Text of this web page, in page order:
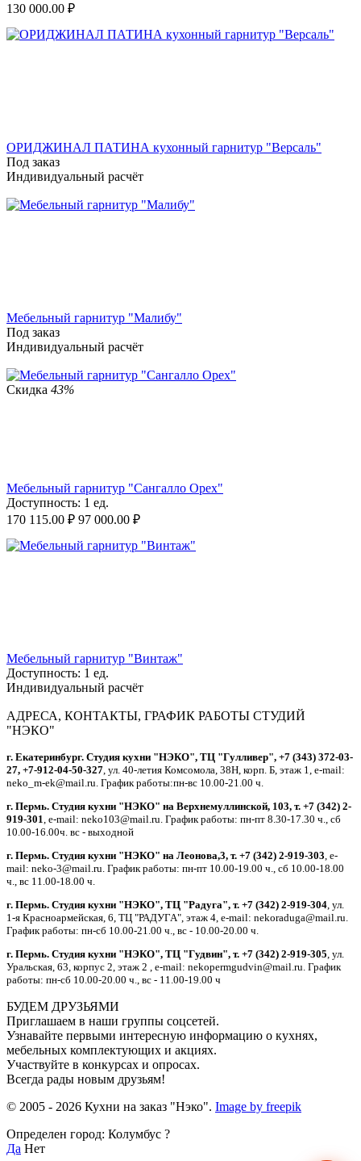
130 000.00 ₽
ОРИДЖИНАЛ ПАТИНА кухонный гарнитур "Версаль"
Под заказ
Индивидуальный расчёт
Мебельный гарнитур "Малибу"
Под заказ
Индивидуальный расчёт
Скидка 43%
Мебельный гарнитур "Сангалло Орех"
Доступность: 1 ед.
170 115.00 ₽ 97 000.00 ₽
Мебельный гарнитур "Винтаж"
Доступность: 1 ед.
Индивидуальный расчёт
АДРЕСА, КОНТАКТЫ, ГРАФИК РАБОТЫ СТУДИЙ
"НЭКО"
г. Екатеринбург. Студия кухни "НЭКО", ТЦ "Гулливер", +7 (343) 372-03-
27, +7-912-04-50-327, ул. 40-летия Комсомола, 38Н, корп. Б, этаж 1, e-mail:
neko_m-ek@mail.ru. График работы:пн-вс 10.00-21.00 ч.
г. Пермь. Студия кухни "НЭКО" на Верхнемуллинской, 103, т. +7 (342) 2-
919-301, e-mail: neko103@mail.ru. График работы: пн-пт 8.30-17.30 ч., сб
10.00-16.00ч. вс - выходной
г. Пермь. Студия кухни "НЭКО" на Леонова,3, т. +7 (342) 2-919-303, e-
mail: neko-3@mail.ru. График работы: пн-пт 10.00-19.00 ч., сб 10.00-18.00
ч., вс 11.00-18.00 ч.
г. Пермь. Студия кухни "НЭКО", ТЦ "Радуга", т. +7 (342) 2-919-304, ул.
1-я Красноармейская, 6, ТЦ "РАДУГА", этаж 4, e-mail: nekoraduga@mail.ru.
График работы: пн-cб 10.00-21.00 ч., вс - 10.00-20.00 ч.
г. Пермь. Студия кухни "НЭКО", ТЦ "Гудвин", т. +7 (342) 2-919-305, ул.
Уральская, 63, корпус 2, этаж 2 , e-mail: nekopermgudvin@mail.ru. График
работы: пн-cб 10.00-20.00 ч., вс - 11.00-19.00 ч
БУДЕМ ДРУЗЬЯМИ
Приглашаем в наши группы соцсетей.
Узнавайте первыми интересную информацию о кухнях,
мебельных комплектующих и акциях.
Участвуйте в конкурсах и опросах.
Всегда рады новым друзьям!
© 2005 - 2026 Кухни на заказ "Нэко". Image by freepik
Определен город: Колумбус ?
Да Нет